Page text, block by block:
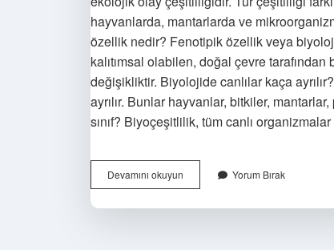
hayvanlarda, mantarlarda ve
özellik nedir? Fenotipik özellik veya
kalıtımsal olabilen, doğal çevre
değişikliktir. Biyolojide canlılar kaça
ayrılır. Bunlar hayvanlar, bitkiler,
sınıf? Biyoçeşitlilik, tüm canlı
Devamını okuyun Biyolojik
Canlılar
Yorum Bırak